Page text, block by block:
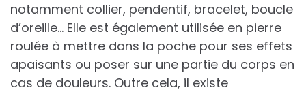
notamment collier, pendentif, bracelet, boucle
d’oreille… Elle est également utilisée en pierre
roulée à mettre dans la poche pour ses effets
apaisants ou poser sur une partie du corps en
cas de douleurs. Outre cela, il existe